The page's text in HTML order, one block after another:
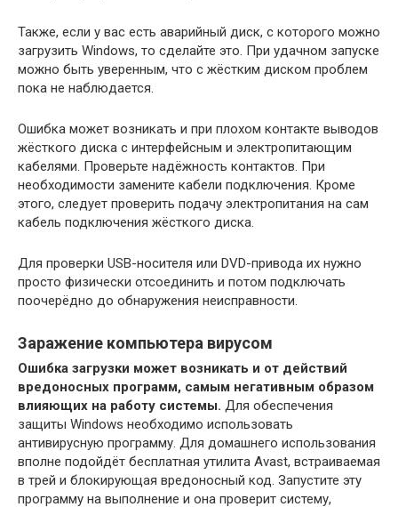
Также, если у вас есть аварийный диск, с которого можно
загрузить Windows, то сделайте это. При удачном запуске
можно быть уверенным, что с жёстким диском проблем
пока не наблюдается.
Ошибка может возникать и при плохом контакте выводов
жёсткого диска с интерфейсным и электропитающим
кабелями. Проверьте надёжность контактов. При
необходимости замените кабели подключения. Кроме
этого, следует проверить подачу электропитания на сам
кабель подключения жёсткого диска.
Для проверки USB-носителя или DVD-привода их нужно
просто физически отсоединить и потом подключать
поочерёдно до обнаружения неисправности.
Заражение компьютера вирусом
Ошибка загрузки может возникать и от действий
вредоносных программ, самым негативным образом
влияющих на работу системы. Для обеспечения
защиты Windows необходимо использовать
антивирусную программу. Для домашнего использования
вполне подойдёт бесплатная утилита Avast, встраиваемая
в трей и блокирующая вредоносный код. Запустите эту
программу на выполнение и она проверит систему,